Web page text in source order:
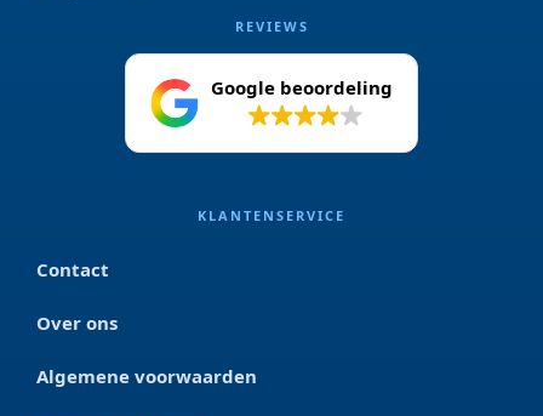
REVIEWS
Google beoordeling
KLANTENSERVICE
Contact
Over ons
Algemene voorwaarden